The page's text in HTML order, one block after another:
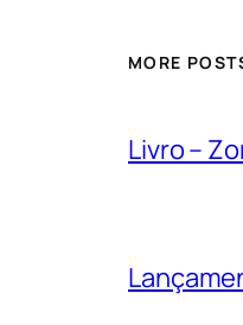
MORE
Livro –